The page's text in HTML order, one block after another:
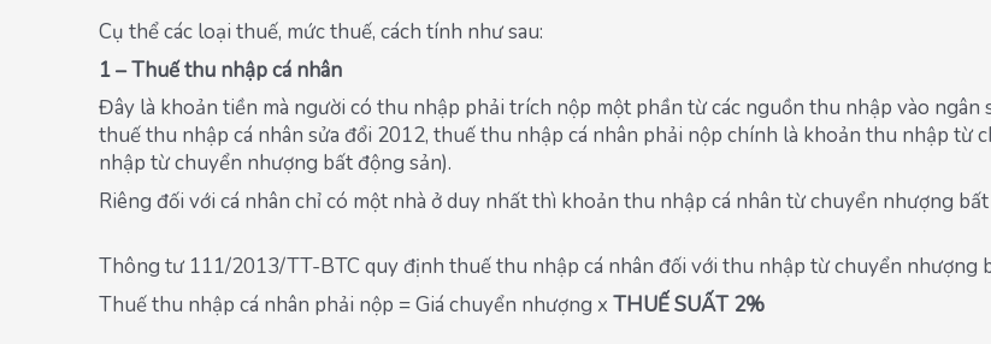
Cụ thể các loại thuế, mức thuế, cách tính như sau:
1 – Thuế thu nhập cá nhân
Đây là khoản tiền mà người có thu nhập phải trích nộp một phần từ các nguồn thu nhập vào
thuế thu nhập cá nhân sửa đổi 2012, thuế thu nhập cá nhân phải nộp chính là khoản thu nhập từ
nhập từ chuyển nhượng bất động sản).
Riêng đối với cá nhân chỉ có một nhà ở duy nhất thì khoản thu nhập cá nhân từ chuyển nhượng
Thông tư 111/2013/TT-BTC quy định thuế thu nhập cá nhân đối với thu nhập từ chuyển nhượng
Thuế thu nhập cá nhân phải nộp = Giá chuyển nhượng x THUẾ SUẤT 2%